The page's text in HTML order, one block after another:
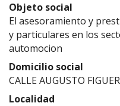
Objeto social
El asesoramiento y
y particulares en los
automocion
Domicilio social
CALLE AUGUSTO
Localidad